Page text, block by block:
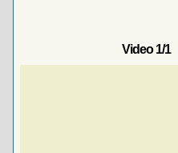
Video1/1